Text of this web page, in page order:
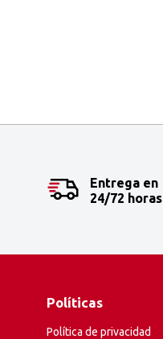
Entrega en
24/72 horas
Políticas
Política de privacidad